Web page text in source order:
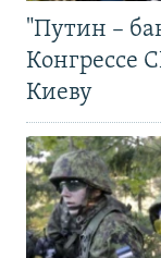
"Путин –
Конгрессе
Киеву